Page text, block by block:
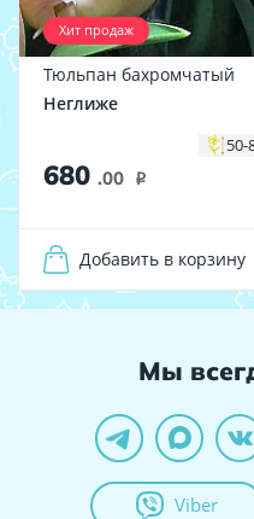
Хит продаж
Тюльпан бахромчатый
Неглиже
50-
680 .00 i
Добавить в корзину
Мы
Viber